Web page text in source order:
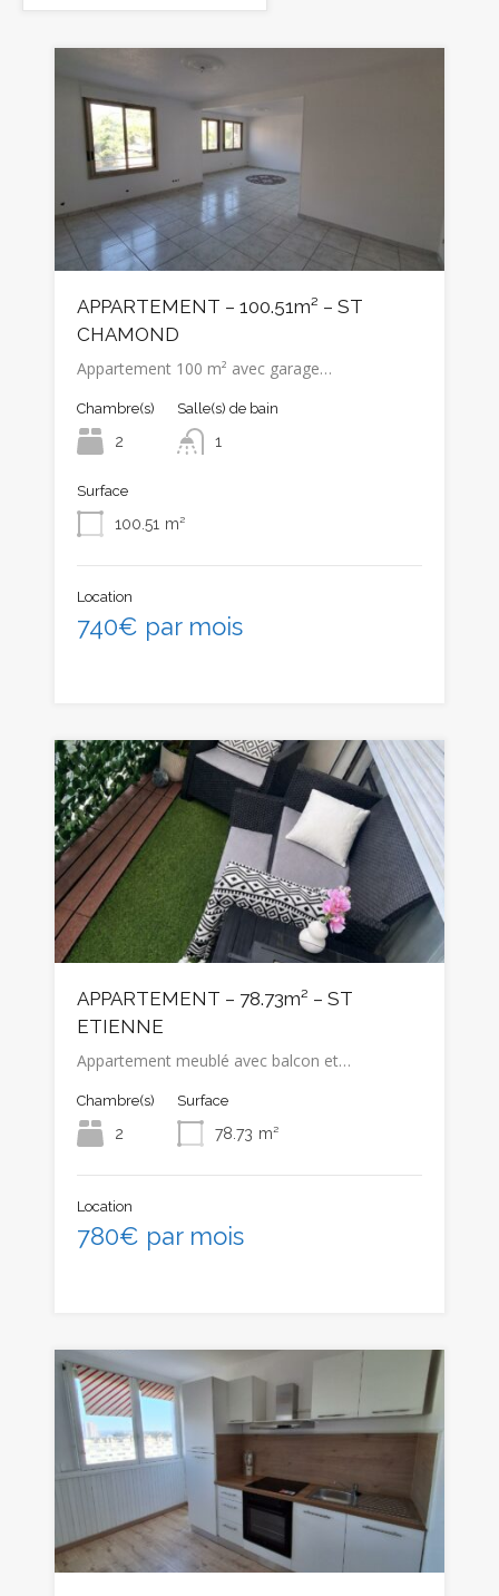
APPARTEMENT – 100.51m² – ST
CHAMOND
Appartement 100 m² avec garage…
Chambre(s)
2
Salle(s) de bain
1
Surface
100.51 m²
Location
740€ par mois
APPARTEMENT – 78.73m² – ST
ETIENNE
Appartement meublé avec balcon et…
Chambre(s)
2
Surface
78.73 m²
Location
780€ par mois